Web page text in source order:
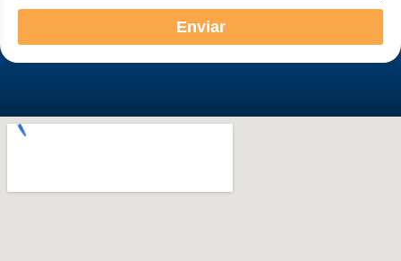
Enviar